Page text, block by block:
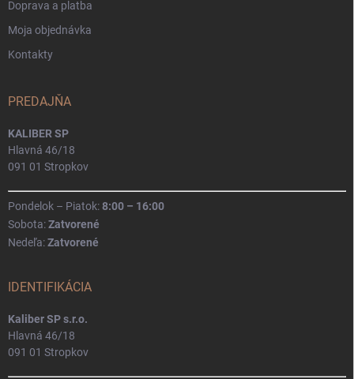
Doprava a platba
Moja objednávka
Kontakty
PREDAJŇA
KALIBER SP
Hlavná 46/18
091 01 Stropkov
Pondelok – Piatok:8:00 – 16:00
Sobota:Zatvorené
Nedeľa:Zatvorené
IDENTIFIKÁCIA
Kaliber SP s.r.o.
Hlavná 46/18
091 01 Stropkov